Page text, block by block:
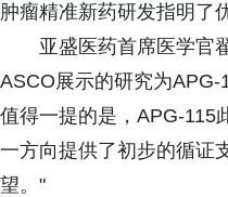
肿瘤精准新药研发指明了
亚盛医药首席医学官
ASCO展示的研究为
值得一提的是，APG-115
一方向提供了初步的循证
望。"